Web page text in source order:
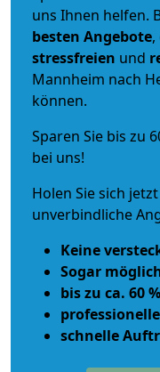
uns Ihnen helfen.
besten Angebote
stressfreien und
Mannheim nach
können.
Sparen Sie bis zu
bei uns!
Holen Sie sich
unverbindliche
Keine
Sogar
bis zu ca. 60
schnelle